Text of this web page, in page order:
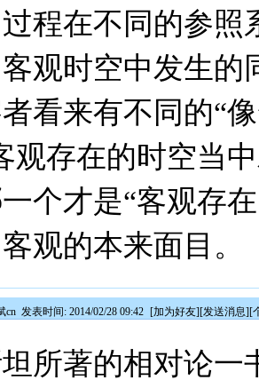
程在不同的参照
观时空中发生
看来有不同的“
观存在的时空当
个才是“客观存
观的本来面目。
cn 发表时间: 2014/02/28 09:42 [加为好友][发送消息][
所著的相对论一